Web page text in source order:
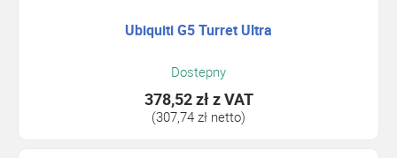
Ubiquiti G5 Turret Ultra
Dostepny
378,52 złz VAT
(307,74 zł netto)